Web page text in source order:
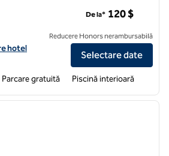
pentru Aeroportul Internațional
hotel
De la* 120 $
Reducere Honors nerambursabilă
Selectare date
Parcare gratuită Piscină interioară